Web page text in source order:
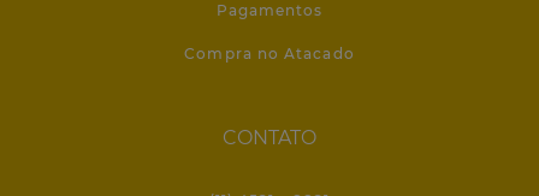
Pagamentos
Compra no Atacado
CONTATO